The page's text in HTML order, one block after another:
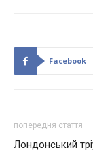
Facebook
попередня стаття
Лондонський